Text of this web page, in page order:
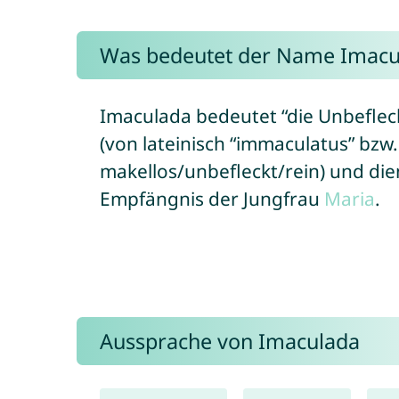
Was bedeutet der Name
Imaculada bedeutet “die
(von lateinisch “immaculatus”
makellos/unbefleckt/rein) und
Empfängnis der Jungfrau Maria.
Aussprache von Imaculada